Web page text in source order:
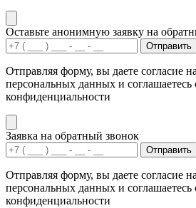
Оставьте анонимную заявку на
Отправить
Отправляя форму, вы даете согласие
персональных данных и соглашаетесь
конфиденциальности
Заявка на обратный звонок
Отправить
Отправляя форму, вы даете согласие
персональных данных и соглашаетесь
конфиденциальности